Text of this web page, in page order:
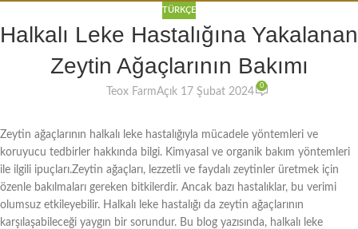
TÜRKÇE
Halkalı Leke Hastalığına Yakalanan
Zeytin Ağaçlarının Bakımı
Teox FarmAçık 17 Şubat 2024
0
Zeytin ağaçlarının halkalı leke hastalığıyla mücadele yöntemleri ve
koruyucu tedbirler hakkında bilgi. Kimyasal ve organik bakım yöntemleri
ile ilgili ipuçları.Zeytin ağaçları, lezzetli ve faydalı zeytinler üretmek için
özenle bakılmaları gereken bitkilerdir. Ancak bazı hastalıklar, bu verimi
olumsuz etkileyebilir. Halkalı leke hastalığı da zeytin ağaçlarının
karşılaşabileceği yaygın bir sorundur. Bu blog yazısında, halkalı leke